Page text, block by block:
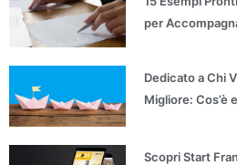
per
Dedicato a Chi
Migliore: Cos’è
Scopri Start